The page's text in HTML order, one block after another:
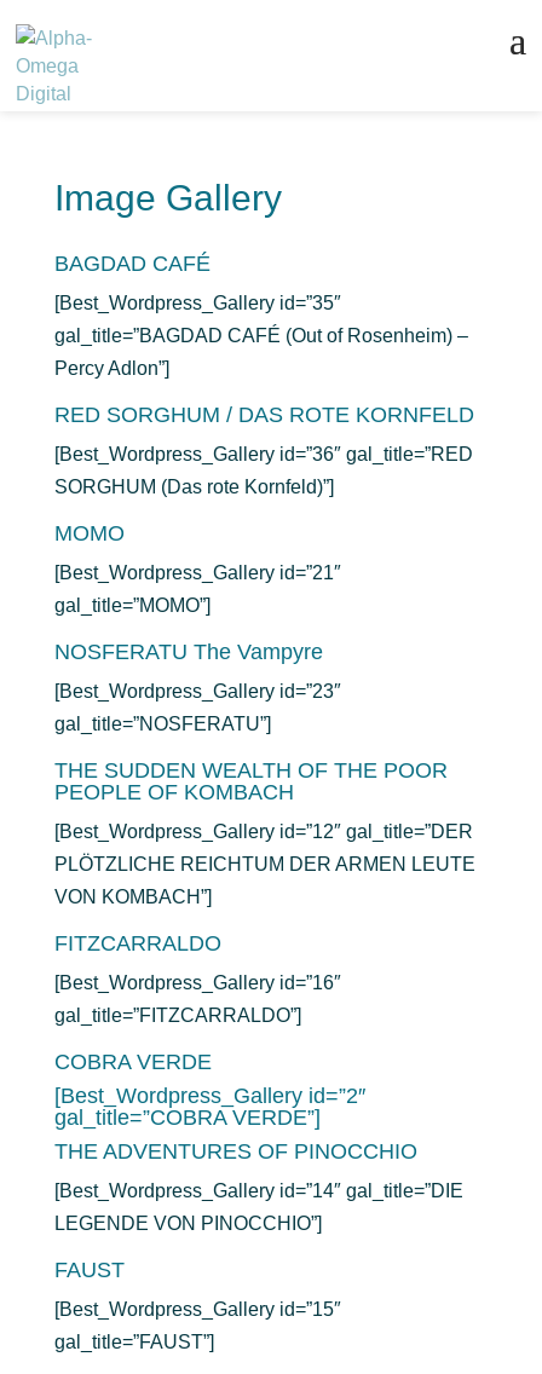
Image Gallery
BAGDAD CAFÉ
[Best_Wordpress_Gallery id=”35″
gal_title=”BAGDAD CAFÉ (Out of Rosenheim) –
Percy Adlon”]
RED SORGHUM / DAS ROTE KORNFELD
[Best_Wordpress_Gallery id=”36″ gal_title=”RED
SORGHUM (Das rote Kornfeld)”]
MOMO
[Best_Wordpress_Gallery id=”21″
gal_title=”MOMO”]
NOSFERATU The Vampyre
[Best_Wordpress_Gallery id=”23″
gal_title=”NOSFERATU”]
THE SUDDEN WEALTH OF THE POOR
PEOPLE OF KOMBACH
[Best_Wordpress_Gallery id=”12″ gal_title=”DER
PLÖTZLICHE REICHTUM DER ARMEN LEUTE
VON KOMBACH”]
FITZCARRALDO
[Best_Wordpress_Gallery id=”16″
gal_title=”FITZCARRALDO”]
COBRA VERDE
[Best_Wordpress_Gallery id=”2″
gal_title=”COBRA VERDE”]
THE ADVENTURES OF PINOCCHIO
[Best_Wordpress_Gallery id=”14″ gal_title=”DIE
LEGENDE VON PINOCCHIO”]
FAUST
[Best_Wordpress_Gallery id=”15″
gal_title=”FAUST”]